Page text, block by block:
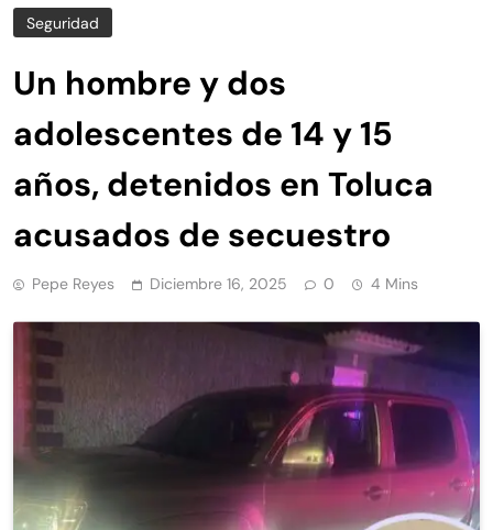
Seguridad
Un hombre y dos
adolescentes de 14 y 15
años, detenidos en Toluca
acusados de secuestro
Pepe Reyes Diciembre 16, 2025 0 4 Mins